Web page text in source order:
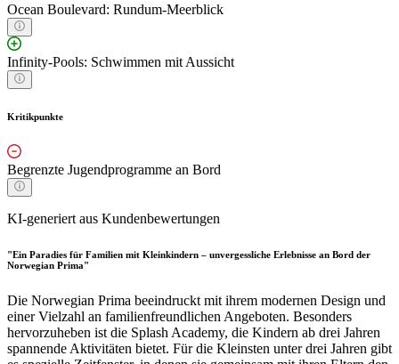
Ocean Boulevard: Rundum-Meerblick
Infinity-Pools: Schwimmen mit Aussicht
Kritikpunkte
Begrenzte Jugendprogramme an Bord
KI-generiert aus Kundenbewertungen
"Ein Paradies für Familien mit Kleinkindern – unvergessliche Erlebnisse an Bord der
Norwegian Prima"
Die Norwegian Prima beeindruckt mit ihrem modernen Design und
einer Vielzahl an familienfreundlichen Angeboten. Besonders
hervorzuheben ist die Splash Academy, die Kindern ab drei Jahren
spannende Aktivitäten bietet. Für die Kleinsten unter drei Jahren gibt